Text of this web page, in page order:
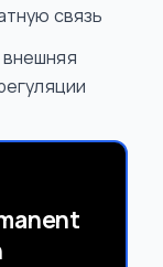
связь
внешняя